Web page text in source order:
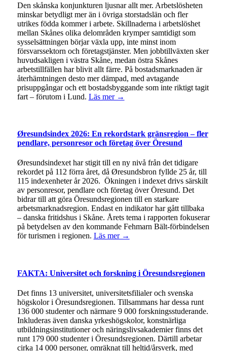
Den skånska konjunkturen ljusnar allt mer. Arbetslösheten
minskar betydligt mer än i övriga storstadslän och fler
utrikes födda kommer i arbete. Skillnaderna i arbetslöshet
mellan Skånes olika delområden krymper samtidigt som
sysselsättningen börjar växla upp, inte minst inom
försvarssektorn och företagstjänster. Men jobbtillväxten sker
huvudsakligen i västra Skåne, medan östra Skånes
arbetstillfällen har blivit allt färre. På bostadsmarknaden är
återhämtningen desto mer dämpad, med avtagande
prisuppgångar och ett bostadsbyggande som inte riktigt tagit
fart – förutom i Lund. Läs mer →
Øresundsindex 2026: En rekordstark gränsregion – fler
pendlare, personresor och företag över Öresund
Øresundsindexet har stigit till en ny nivå från det tidigare
rekordet på 112 förra året, då Øresundsbron fyllde 25 år, till
115 indexenheter år 2026. Ökningen i indexet drivs särskilt
av personresor, pendlare och företag över Öresund. Det
bidrar till att göra Öresundsregionen till en starkare
arbetsmarknadsregion. Endast en indikator har gått tillbaka
– danska fritidshus i Skåne. Årets tema i rapporten fokuserar
på betydelsen av den kommande Fehmarn Bält-förbindelsen
för turismen i regionen. Läs mer →
FAKTA: Universitet och forskning i Öresundsregionen
Det finns 13 universitet, universitetsfilialer och svenska
högskolor i Öresundsregionen. Tillsammans har dessa runt
136 000 studenter och närmare 9 000 forskningsstuderande.
Inkluderas även danska yrkeshögskolor, konstnärliga
utbildningsinstitutioner och näringslivsakademier finns det
runt 179 000 studenter i Öresundsregionen. Därtill arbetar
cirka 14 000 personer, omräknat till heltid/årsverk, med